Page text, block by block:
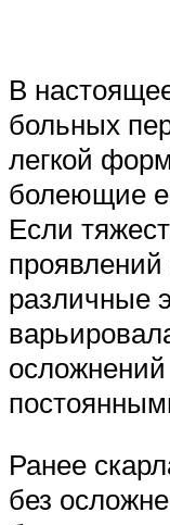
В
больных
легкой
болеющие
Если
различные
Ранее
без